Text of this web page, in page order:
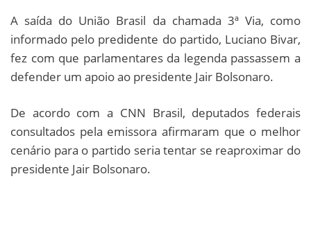
A saída do União Brasil da chamada 3ª Via, como
informado pelo predidente do partido, Luciano Bivar,
fez com que parlamentares da legenda passassem a
defender um apoio ao presidente Jair Bolsonaro.
De acordo com a CNN Brasil, deputados federais
consultados pela emissora afirmaram que o melhor
cenário para o partido seria tentar se reaproximar do
presidente Jair Bolsonaro.